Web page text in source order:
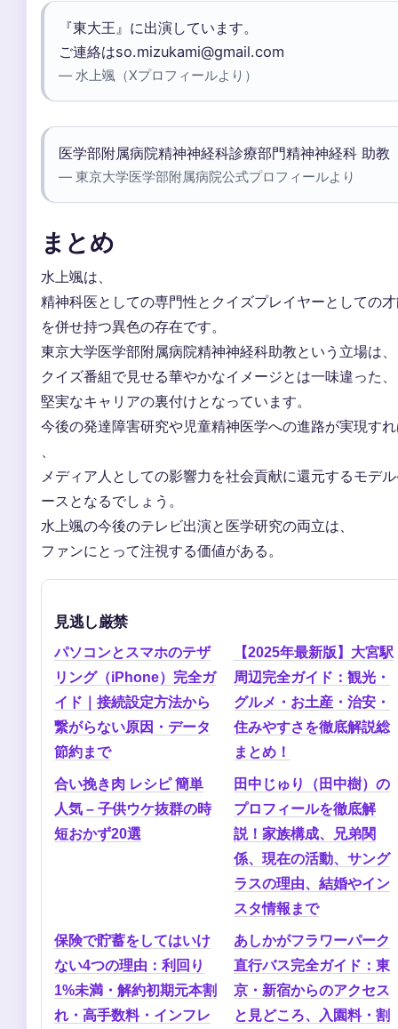
『東大王』に出演しています。
ご連絡はso.mizukami@gmail.com
— 水上颯（Xプロフィールより）
医学部附属病院精神神経科診療部門精神神経科 助教
— 東京大学医学部附属病院公式プロフィールより
まとめ
水上颯は、
精神科医としての専門性とクイズプレイヤーとしての
を併せ持つ異色の存在です。
東京大学医学部附属病院精神神経科助教という立場は、
クイズ番組で見せる華やかなイメージとは一味違った、
堅実なキャリアの裏付けとなっています。
今後の発達障害研究や児童精神医学への進路が実現す
、
メディア人としての影響力を社会貢献に還元するモデ
ースとなるでしょう。
水上颯の今後のテレビ出演と医学研究の両立は、
ファンにとって注視する価値がある。
見逃し厳禁
パソコンとスマホのテザ
リング（iPhone）完全ガ
イド｜接続設定方法から
繋がらない原因・データ
節約まで
【2025年最新版】大宮駅
周辺完全ガイド：観光・
グルメ・お土産・治安・
住みやすさを徹底解説総
まとめ！
合い挽き肉 レシピ 簡単
人気 – 子供ウケ抜群の時
短おかず20選
田中じゅり（田中樹）の
プロフィールを徹底解
説！家族構成、兄弟関
係、現在の活動、サング
ラスの理由、結婚やイン
スタ情報まで
保険で貯蓄をしてはいけ
ない4つの理由：利回り
1%未満・解約初期元本割
れ・高手数料・インフレ
あしかがフラワーパーク
直行バス完全ガイド：東
京・新宿からのアクセス
と見どころ、入園料・割